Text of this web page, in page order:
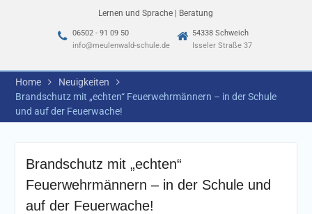
Lernen und Sprache | Beratung
06502 - 91 09 50
info@meulenwald-schule.de
54338 Schweich
Isseler Straße 37
Home
Neuigkeiten
Brandschutz mit „echten“ Feuerwehrmännern – in der Schule
und auf der Feuerwache!
Brandschutz mit „echten“
Feuerwehrmännern – in der Schule und
auf der Feuerwache!